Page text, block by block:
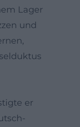
Lager
und
er